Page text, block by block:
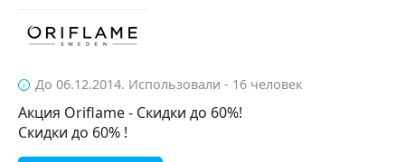
До 06.12.2014. Использовали - 16 человек
Акция Oriflame - Скидки до 60%!
Скидки до 60% !